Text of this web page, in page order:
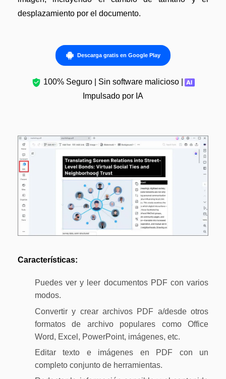
Explorar más
Descuento educativo
Centro de descargas
Actualizar a PDFelement V12.
desplazamiento por el documento.
Descarga gratis en Google Play
100% Seguro | Sin software malicioso |
Impulsado por IA
Características:
Puedes ver y leer documentos PDF con varios
modos.
Convertir y crear archivos PDF a/desde otros
formatos de archivo populares como Office
Word, Excel, PowerPoint, imágenes, etc.
Editar texto e imágenes en PDF con un
completo conjunto de herramientas.